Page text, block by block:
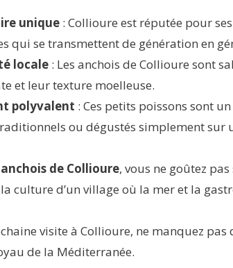
unique : Collioure est réputée pour
qui se transmettent de génération en
locale : Les anchois de Collioure sont
et leur texture moelleuse.
polyvalent : Ces petits poissons sont
ou dégustés simplement sur
anchois de Collioure, vous ne goûtez
culture d’un village où la mer et la
visite à Collioure, ne manquez pas
de la Méditerranée.